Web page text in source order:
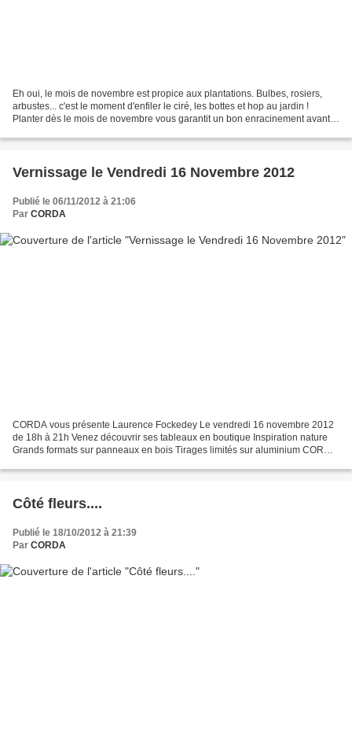
Eh oui, le mois de novembre est propice aux plantations. Bulbes, rosiers,
arbustes... c'est le moment d'enfiler le ciré, les bottes et hop au jardin !
Planter dès le mois de novembre vous garantit un bon enracinement avant
Vernissage le Vendredi 16 Novembre 2012
Publié le 06/11/2012 à 21:06
Par CORDA
CORDA vous présente Laurence Fockedey Le vendredi 16 novembre 2012
de 18h à 21h Venez découvrir ses tableaux en boutique Inspiration nature
Grands formats sur panneaux en bois Tirages limités sur aluminium CORDA
Côté fleurs....
Publié le 18/10/2012 à 21:39
Par CORDA